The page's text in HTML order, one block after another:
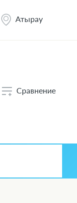
Атырау
Сравнение